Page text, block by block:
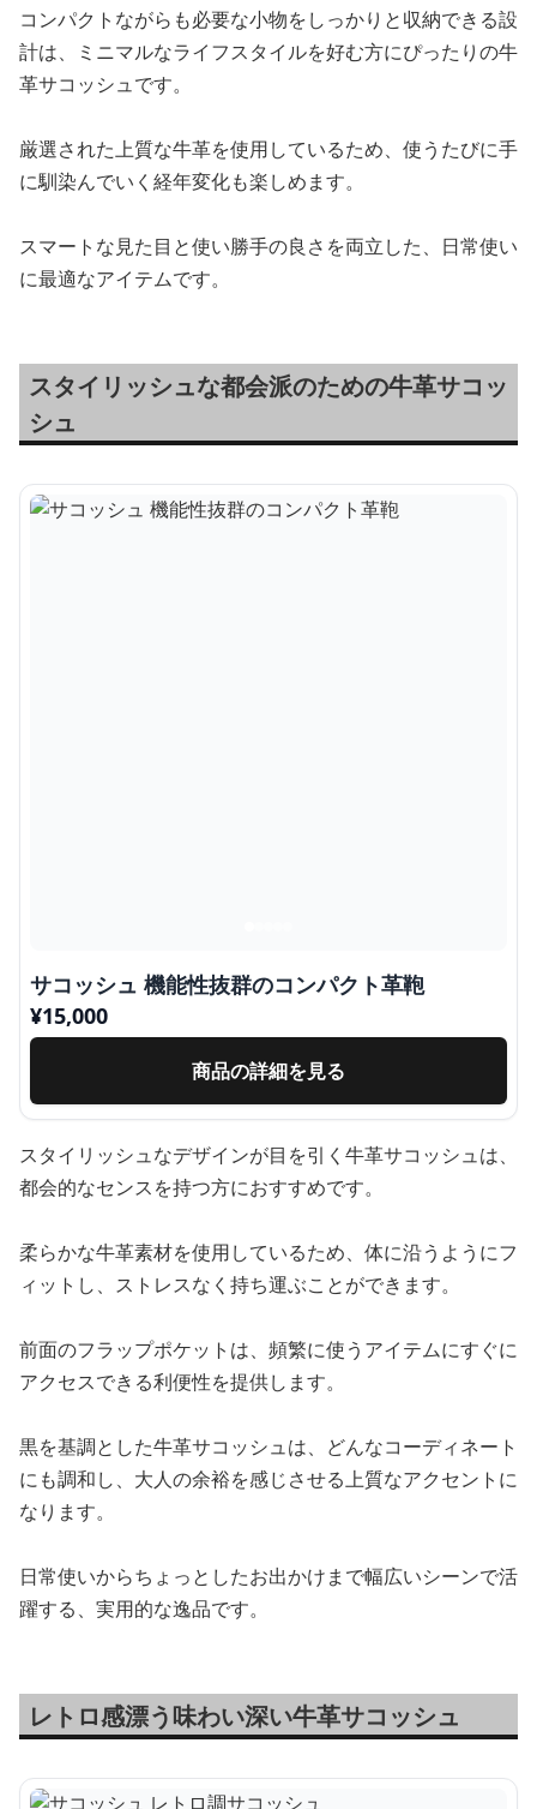
コンパクトながらも必要な小物をしっかりと収納できる設
計は、ミニマルなライフスタイルを好む方にぴったりの牛
革サコッシュです。
厳選された上質な牛革を使用しているため、使うたびに手
に馴染んでいく経年変化も楽しめます。
スマートな見た目と使い勝手の良さを両立した、日常使い
に最適なアイテムです。
スタイリッシュな都会派のための牛革サコッ
シュ
サコッシュ 機能性抜群のコンパクト革鞄
¥15,000
商品の詳細を見る
スタイリッシュなデザインが目を引く牛革サコッシュは、
都会的なセンスを持つ方におすすめです。
柔らかな牛革素材を使用しているため、体に沿うようにフ
ィットし、ストレスなく持ち運ぶことができます。
前面のフラップポケットは、頻繁に使うアイテムにすぐに
アクセスできる利便性を提供します。
黒を基調とした牛革サコッシュは、どんなコーディネート
にも調和し、大人の余裕を感じさせる上質なアクセントに
なります。
日常使いからちょっとしたお出かけまで幅広いシーンで活
躍する、実用的な逸品です。
レトロ感漂う味わい深い牛革サコッシュ